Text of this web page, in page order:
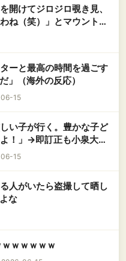
開けてジロジロ覗き見、
ね（笑）」とマウントし
『女同士だし羨ましいん
ーと最高の時間を過ごす
」（海外の反応）
06-15
い子が行く。豊かな子ど
！」→即訂正も小泉大臣
06-15
人がいたら盗撮して晒し
な
ｗｗｗｗｗ